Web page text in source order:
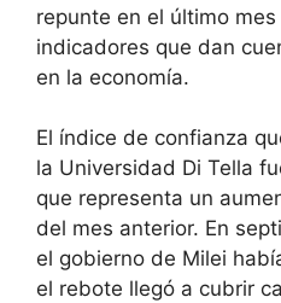
repunte en el último
indicadores que dan
en la economía.
El índice de confianza
la Universidad Di Tella
que representa un
del mes anterior. En
el gobierno de Milei
el rebote llegó a cubrir